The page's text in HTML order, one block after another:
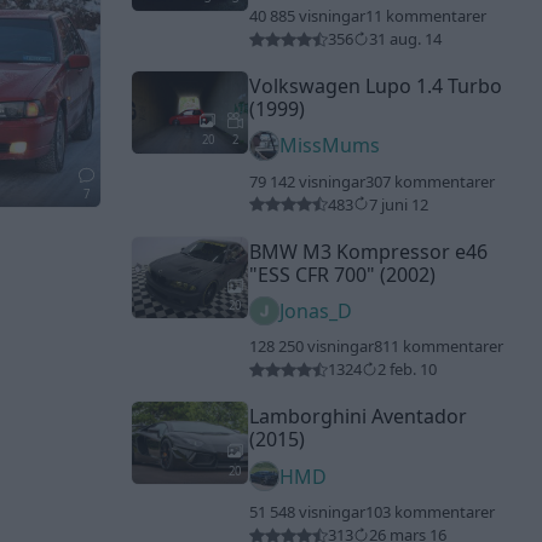
7
40 885 visningar11 kommentarer
356
31 aug. 14
20 2
Volkswagen Lupo 1.4 Turbo
(1999)
MissMums
79 142 visningar307 kommentarer
483
7 juni 12
20
BMW M3 Kompressor e46
"ESS CFR 700" (2002)
Jonas_D
128 250 visningar811 kommentarer
1324
2 feb. 10
20
Lamborghini Aventador
(2015)
HMD
51 548 visningar103 kommentarer
313
26 mars 16